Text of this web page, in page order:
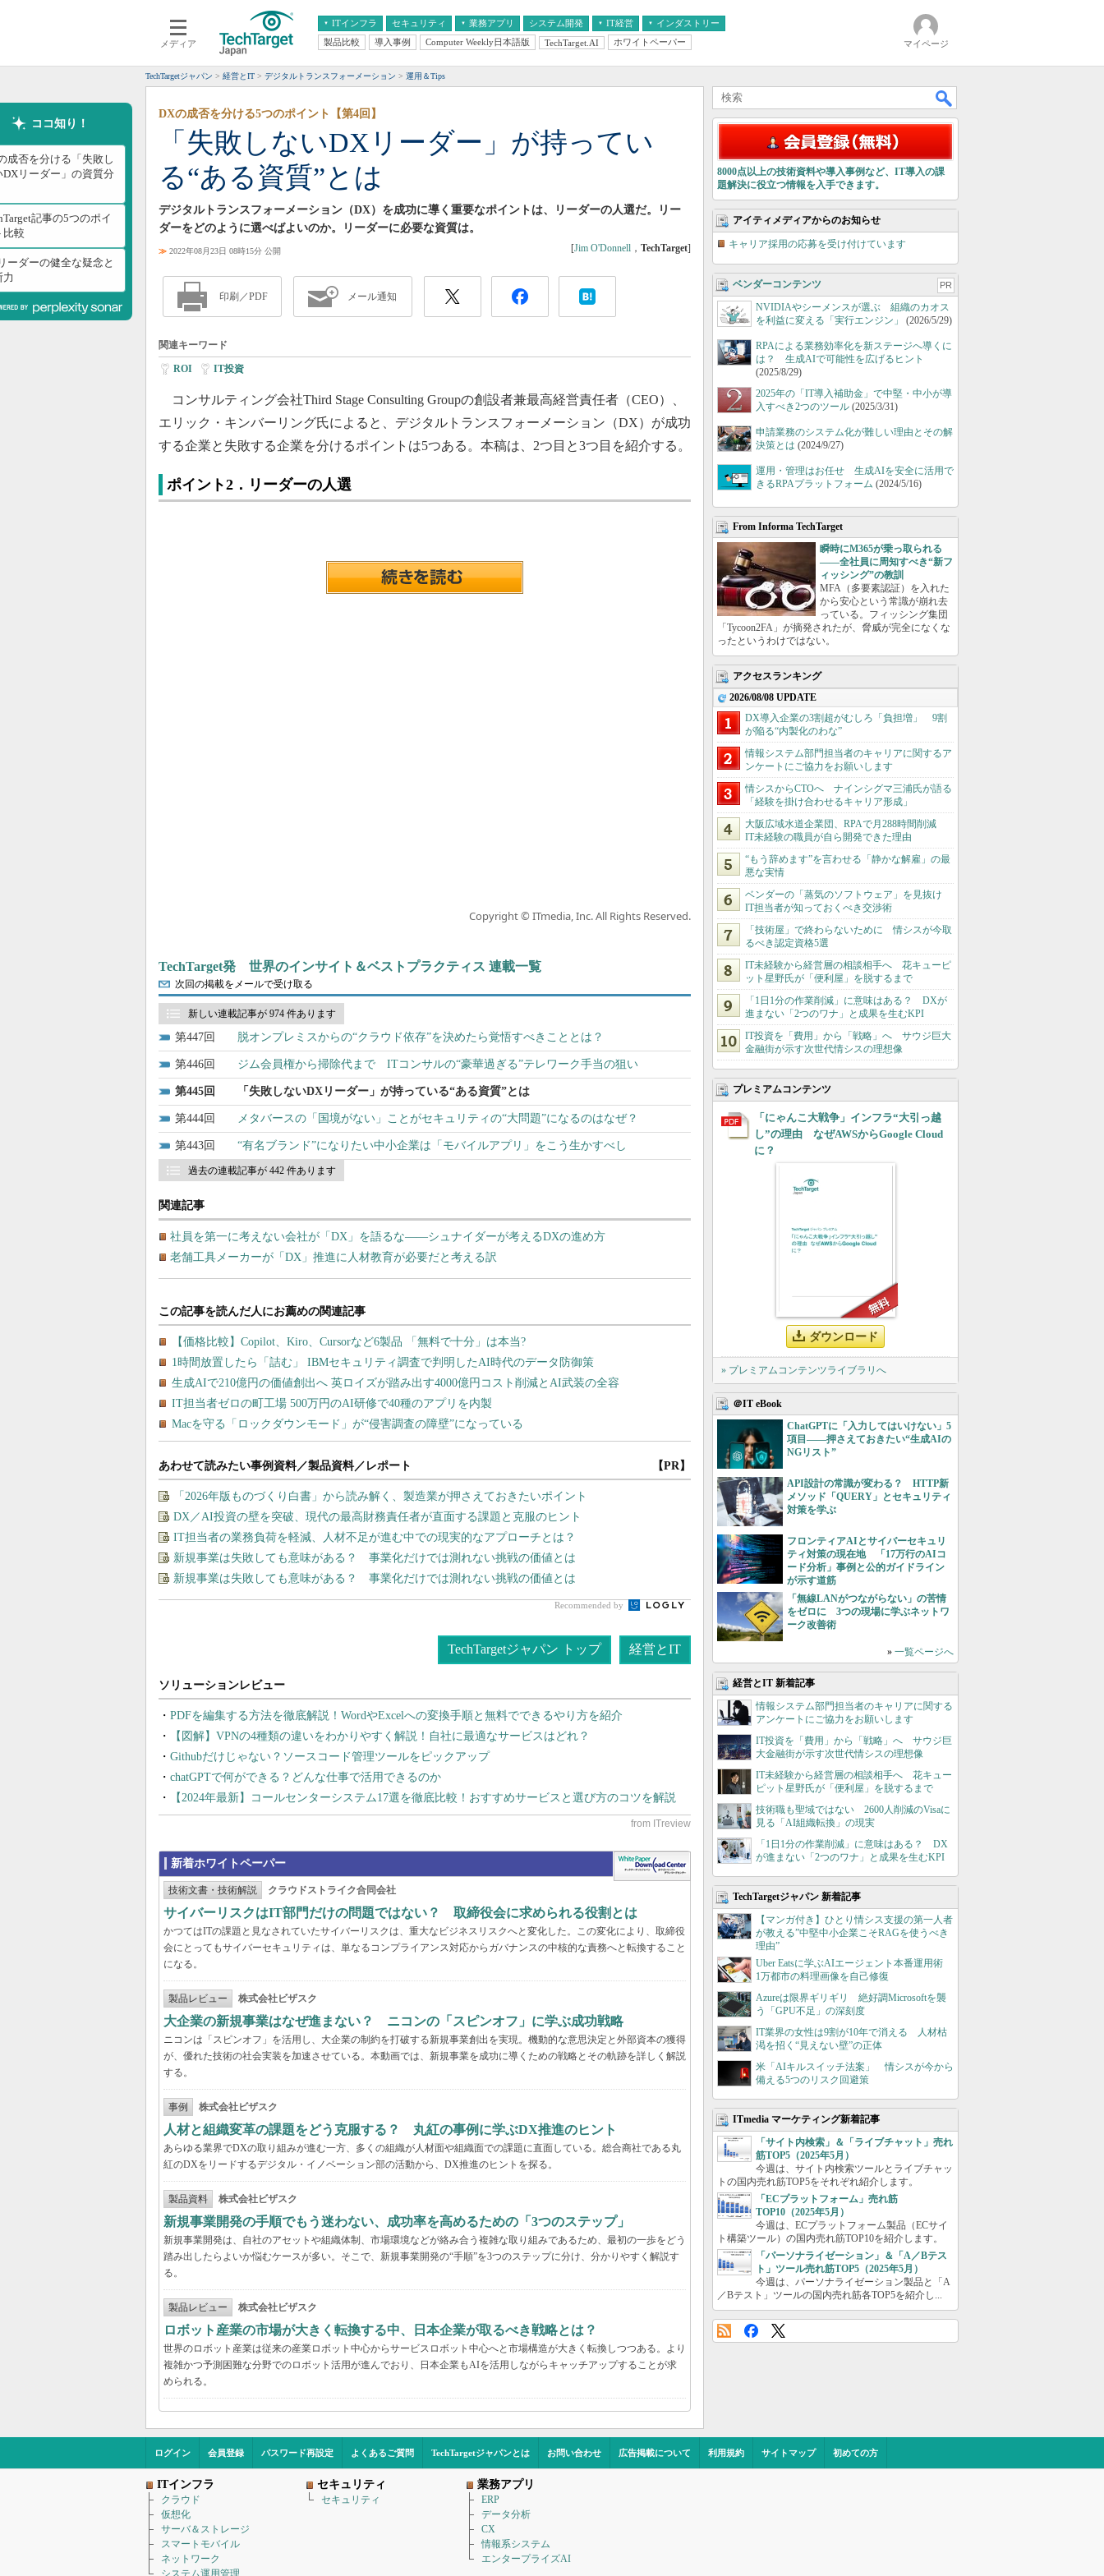
メディア
ITインフラ
クラウド
スマートモバイル
ネットワーク
システム運用管理
セキュリティ 業務アプリ
エンタープライズAI
ERP
CX
情報系システム
システム開発 IT経営
経営とIT
インダストリー
医療IT
製品比較 導入事例 Computer Weekly日本語版 TechTarget.AI ホワイトペーパー マイページ
TechTargetジャパン 経営とIT デジタルトランスフォーメーション 運用＆Tips
ココ知り！
成否を分ける「失敗し
DXリーダー」の資質分
記事の5つのポイ
比較
ーダーの健全な疑念と
力
「失敗しないDXリーダー」が持ってい
る“ある資質”とは
DXの成否を分ける5つのポイント【第4回】
デジタルトランスフォーメーション（DX）を成功に導く重要なポイントは、リーダーの人選だ。リー
ダーをどのように選べばよいのか。リーダーに必要な資質は。
≫ 2022年08月23日 08時15分 公開 [Jim O'Donnell ， TechTarget]
印刷／PDF メール通知
関連キーワード
ROI IT投資
コンサルティング会社Third Stage Consulting Groupの創設者兼最高経営責任者（CEO）、
エリック・キンバーリング氏によると、デジタルトランスフォーメーション（DX）が成功
する企業と失敗する企業を分けるポイントは5つある。本稿は、2つ目と3つ目を紹介する。
ポイント2．リーダーの人選
Copyright © ITmedia, Inc. All Rights Reserved.
TechTarget発 世界のインサイト＆ベストプラクティス 連載一覧
次回の掲載をメールで受け取る
新しい連載記事が 974 件あります
447 脱オンプレミスからの“クラウド依存”を決めたら覚悟すべきこととは？
446 ジム会員権から掃除代まで ITコンサルの“豪華過ぎる”テレワーク手当の狙い
445 「失敗しないDXリーダー」が持っている“ある資質”とは
444 メタバースの「国境がない」ことがセキュリティの“大問題”になるのはなぜ？
443 “有名ブランド”になりたい中小企業は「モバイルアプリ」をこう生かすべし
過去の連載記事が 442 件あります
関連記事
社員を第一に考えない会社が「DX」を語るな――シュナイダーが考えるDXの進め方
老舗工具メーカーが「DX」推進に人材教育が必要だと考える訳
あわせて読みたい事例資料／製品資料／レポート 【PR】
「2026年版ものづくり白書」から読み解く、製造業が押さえておきたいポイント
DX／AI投資の壁を突破、現代の最高財務責任者が直面する課題と克服のヒント
IT担当者の業務負荷を軽減、人材不足が進む中での現実的なアプローチとは？
新規事業は失敗しても意味がある？ 事業化だけでは測れない挑戦の価値とは
新規事業は失敗しても意味がある？ 事業化だけでは測れない挑戦の価値とは
Recommended by
TechTargetジャパン トップ 経営とIT
PDFを編集する方法を徹底解説！WordやExcelへの変換手順と無料でできるやり方を紹介
【図解】VPNの4種類の違いをわかりやすく解説！自社に最適なサービスはどれ？
Githubだけじゃない？ソースコード管理ツールをピックアップ
chatGPTで何ができる？どんな仕事で活用できるのか
【2024年最新】コールセンターシステム17選を徹底比較！おすすめサービスと選び方のコツを解説
新着ホワイトペーパー
技術文書・技術解説 クラウドストライク合同会社
サイバーリスクはIT部門だけの問題ではない？ 取締役会に求められる役割とは
かつてはITの課題と見なされていたサイバーリスクは、重大なビジネスリスクへと変化した。この変化により、取締役
会にとってもサイバーセキュリティは、単なるコンプライアンス対応からガバナンスの中核的な責務へと転換すること
になる。
製品レビュー 株式会社ビザスク
大企業の新規事業はなぜ進まない？ ニコンの「スピンオフ」に学ぶ成功戦略
ニコンは「スピンオフ」を活用し、大企業の制約を打破する新規事業創出を実現。機動的な意思決定と外部資本の獲得
が、優れた技術の社会実装を加速させている。本動画では、新規事業を成功に導くための戦略とその軌跡を詳しく解説
する。
事例 株式会社ビザスク
人材と組織変革の課題をどう克服する？ 丸紅の事例に学ぶDX推進のヒント
あらゆる業界でDXの取り組みが進む一方、多くの組織が人材面や組織面での課題に直面している。総合商社である丸
紅のDXをリードするデジタル・イノベーション部の活動から、DX推進のヒントを探る。
製品資料 株式会社ビザスク
新規事業開発の手順でもう迷わない、成功率を高めるための「3つのステップ」
新規事業開発は、自社のアセットや組織体制、市場環境などが絡み合う複雑な取り組みであるため、最初の一歩をどう
踏み出したらよいか悩むケースが多い。そこで、新規事業開発の“手順”を3つのステップに分け、分かりやすく解説す
る。
製品レビュー 株式会社ビザスク
ロボット産業の市場が大きく転換する中、日本企業が取るべき戦略とは？
世界のロボット産業は従来の産業ロボット中心からサービスロボット中心へと市場構造が大きく転換しつつある。より
複雑かつ予測困難な分野でのロボット活用が進んでおり、日本企業もAIを活用しながらキャッチアップすることが求
められる。
8000点以上の技術資料や導入事例など、IT導入の課
題解決に役立つ情報を入手できます。
アイティメディアからのお知らせ
キャリア採用の応募を受け付けています
ベンダーコンテンツ PR
NVIDIAやシーメンスが選ぶ 組織のカオス
を利益に変える「実行エンジン」
(2026/5/29)
RPAによる業務効率化を新ステージへ導くに
は？ 生成AIで可能性を広げるヒント
(2025/8/29)
2025年の「IT導入補助金」で中堅・中小が導
入すべき2つのツール (2025/3/31)
申請業務のシステム化が難しい理由とその解
決策とは (2024/9/27)
運用・管理はお任せ 生成AIを安全に活用で
きるRPAプラットフォーム (2024/5/16)
From Informa TechTarget
瞬時にM365が乗っ取られる
――全社員に周知すべき“新フ
ィッシング”の教訓
MFA（多要素認証）を入れた
から安心という常識が崩れ去
っている。フィッシング集団
「Tycoon2FA」が摘発されたが、脅威が完全になくな
ったというわけではない。
アクセスランキング
2026/08/08 UPDATE
DX導入企業の3割超がむしろ「負担増」 9割
が陥る“内製化のわな”
情報システム部門担当者のキャリアに関するア
ンケートにご協力をお願いします
情シスからCTOへ ナインシグマ三浦氏が語る
「経験を掛け合わせるキャリア形成」
大阪広域水道企業団、RPAで月288時間削減
IT未経験の職員が自ら開発できた理由
“もう辞めます”を言わせる「静かな解雇」の最
悪な実情
ベンダーの「蒸気のソフトウェア」を見抜け
IT担当者が知っておくべき交渉術
「技術屋」で終わらないために 情シスが今取
るべき認定資格5選
IT未経験から経営層の相談相手へ 花キューピ
ット星野氏が「便利屋」を脱するまで
「1日1分の作業削減」に意味はある？ DXが
進まない「2つのワナ」と成果を生むKPI
IT投資を「費用」から「戦略」へ サウジ巨大
金融街が示す次世代情シスの理想像
プレミアムコンテンツ
「にゃんこ大戦争」インフラ“大引っ越
し”の理由 なぜAWSからGoogle Cloud
に？
ダウンロード
» プレミアムコンテンツライブラリへ
＠IT eBook
ChatGPTに「入力してはいけない」5
項目――押さえておきたい“生成AIの
NGリスト”
API設計の常識が変わる？ HTTP新
メソッド「QUERY」とセキュリティ
対策を学ぶ
フロンティアAIとサイバーセキュリ
ティ対策の現在地 「17万行のAIコ
ード分析」事例と公的ガイドライン
が示す道筋
「無線LANがつながらない」の苦情
をゼロに 3つの現場に学ぶネットワ
ーク改善術
» 一覧ページへ
経営とIT 新着記事
情報システム部門担当者のキャリアに関する
アンケートにご協力をお願いします
IT投資を「費用」から「戦略」へ サウジ巨
大金融街が示す次世代情シスの理想像
IT未経験から経営層の相談相手へ 花キュー
ピット星野氏が「便利屋」を脱するまで
技術職も聖域ではない 2600人削減のVisaに
見る「AI組織転換」の現実
「1日1分の作業削減」に意味はある？ DX
が進まない「2つのワナ」と成果を生むKPI
TechTargetジャパン 新着記事
【マンガ付き】ひとり情シス支援の第一人者
が教える”中堅中小企業こそRAGを使うべき
理由”
Uber Eatsに学ぶAIエージェント本番運用術
1万都市の料理画像を自己修復
Azureは限界ギリギリ 絶好調Microsoftを襲
う「GPU不足」の深刻度
IT業界の女性は9割が10年で消える 人材枯
渇を招く“見えない壁”の正体
米「AIキルスイッチ法案」 情シスが今から
備える5つのリスク回避策
ITmedia マーケティング新着記事
「サイト内検索」＆「ライブチャット」売れ
筋TOP5（2025年5月）
今週は、サイト内検索ツールとライブチャッ
トの国内売れ筋TOP5をそれぞれ紹介します。
「ECプラットフォーム」売れ筋
TOP10（2025年5月）
今週は、ECプラットフォーム製品（ECサイ
ト構築ツール）の国内売れ筋TOP10を紹介します。
「パーソナライゼーション」＆「A／Bテス
ト」ツール売れ筋TOP5（2025年5月）
今週は、パーソナライゼーション製品と「A
／Bテスト」ツールの国内売れ筋各TOP5を紹介し...
ログイン 会員登録 パスワード再設定 よくあるご質問 TechTargetジャパンとは お問い合わせ 広告掲載について 利用規約 サイトマップ 初めての方
ITインフラ
クラウド
仮想化
サーバ＆ストレージ
スマートモバイル
ネットワーク
セキュリティ
セキュリティ
業務アプリ
ERP
データ分析
CX
情報系システム
エンタープライズAI